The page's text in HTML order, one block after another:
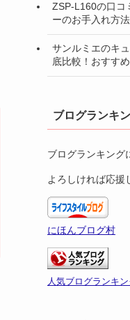
ZSP-L160の口コ
ーのお手入れ方
サンルミエのキ
底比較！おすす
ブログランキ
ブログランキング
よろしければ応援
にほんブログ村
人気ブログランキ